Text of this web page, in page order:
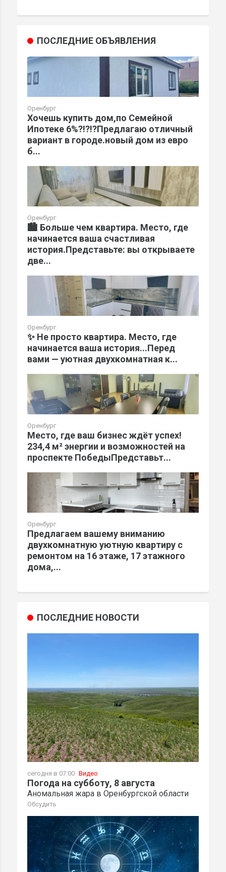
ПОСЛЕДНИЕ ОБЪЯВЛЕНИЯ
Оренбург
Хочешь купить дом,по Семейной
Ипотеке 6%?!?!?Предлагаю отличный
вариант в городе.новый дом из евро
б...
Оренбург
🏙️ Больше чем квартира. Место, где
начинается ваша счастливая
история.Представьте: вы открываете
две...
Оренбург
✨ Не просто квартира. Место, где
начинается ваша история...Перед
вами — уютная двухкомнатная к...
Оренбург
Место, где ваш бизнес ждёт успех!
234,4 м² энергии и возможностей на
проспекте ПобедыПредставьт...
Оренбург
Предлагаем вашему вниманию
двухкомнатную уютную квартиру с
ремонтом на 16 этаже, 17 этажного
дома,...
ПОСЛЕДНИЕ НОВОСТИ
сегодня в 07:00 Видео
Погода на субботу, 8 августа
Аномальная жара в Оренбургской области
Обсудить